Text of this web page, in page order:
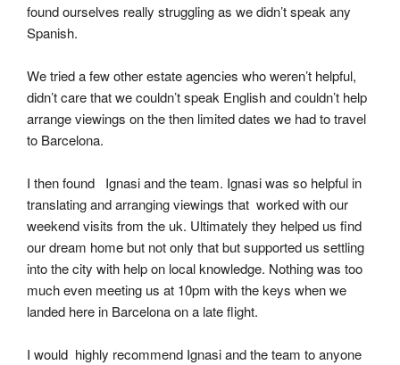
found ourselves really struggling as we didn’t speak any
Spanish.
We tried a few other estate agencies who weren’t helpful,
didn’t care that we couldn’t speak English and couldn’t help
arrange viewings on the then limited dates we had to travel
to Barcelona.
I then found   Ignasi and the team. Ignasi was so helpful in
translating and arranging viewings that  worked with our
weekend visits from the uk. Ultimately they helped us find
our dream home but not only that but supported us settling
into the city with help on local knowledge. Nothing was too
much even meeting us at 10pm with the keys when we
landed here in Barcelona on a late flight.
I would  highly recommend Ignasi and the team to anyone